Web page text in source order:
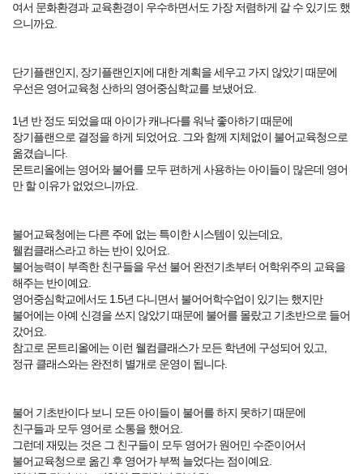
여서 문화환경과 교육환경이 우수하면서도 가장 저렴하게 갈 수 있기도 했
으니까요.
단기플랜인지, 장기플랜인지에 대한 계획을 세우고 가지 않았기 때문에
우선은 영어교육청 산하의 영어중심학교를 보냈어요.
1년 반 정도 되었을 때 아이가 캐나다를 워낙 좋아하기 때문에
장기플랜으로 결정을 하게 되었어요. 그와 함께 지체없이 불어교육청으로
옮겼습니다.
몬트리올에는 영어와 불어를 모두 편하게 사용하는 아이들이 많은데 영어
만 할 이유가 없었으니까요.
불어교육청에는 다른 주에 없는 특이한 시스템이 있는데요,
웰컴클래스라고 하는 반이 있어요.
불어능력이 부족한 친구들을 우선 불어 완전기초부터 어학위주의 교육을
해주는 반이예요.
영어중심학교에서도 1.5년 다니면서 불어어학수업이 있기는 했지만
불어에는 아예 신경을 쓰지 않았기 때문에 불어를 몰랐고 기초반으로 들어
갔어요.
참고로 몬트리올에는 이런 웰컴클래스가 모든 학년에 구성되어 있고,
정규 클래스와는 완전히 별개로 운영이 됩니다.
불어 기초반이다 보니 모든 아이들이 불어를 하지 못하기 때문에
친구들과 모두 영어로 소통을 했어요.
그런데 재밌는 것은 그 친구들이 모두 영어가 원어민 수준이어서
불어교육청으로 옮긴 후 영어가 부쩍 늘었다는 점이예요.